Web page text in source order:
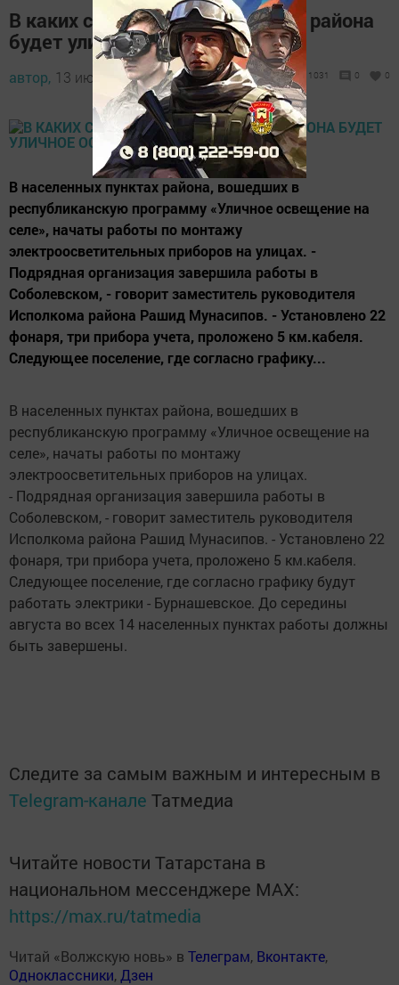
В каких селах Верхнеуслонского района
будет уличное освещение?
автор, 13 июля 2014 - 10:07 1031 0 0
В населенных пунктах района, вошедших в
республиканскую программу «Уличное освещение на
селе», начаты работы по монтажу
электроосветительных приборов на улицах. -
Подрядная организация завершила работы в
Соболевском, - говорит заместитель руководителя
Исполкома района Рашид Мунасипов. - Установлено 22
фонаря, три прибора учета, проложено 5 км.кабеля.
Следующее поселение, где согласно графику...
В населенных пунктах района, вошедших в
республиканскую программу «Уличное освещение на
селе», начаты работы по монтажу
электроосветительных приборов на улицах.
- Подрядная организация завершила работы в
Соболевском, - говорит заместитель руководителя
Исполкома района Рашид Мунасипов. - Установлено 22
фонаря, три прибора учета, проложено 5 км.кабеля.
Следующее поселение, где согласно графику будут
работать электрики - Бурнашевское. До середины
августа во всех 14 населенных пунктах работы должны
быть завершены.
Следите за самым важным и интересным в
Telegram-канале Татмедиа
Читайте новости Татарстана в
национальном мессенджере MАХ:
https://max.ru/tatmedia
Читай «Волжскую новь» в Телеграм, Вконтакте,
Одноклассники, Дзен